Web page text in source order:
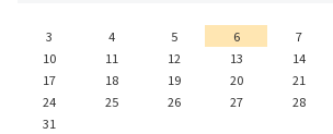
3
4 5 6 7
10
11 12 13 14
17
18 19 20 21
24
25 26 27 28
31